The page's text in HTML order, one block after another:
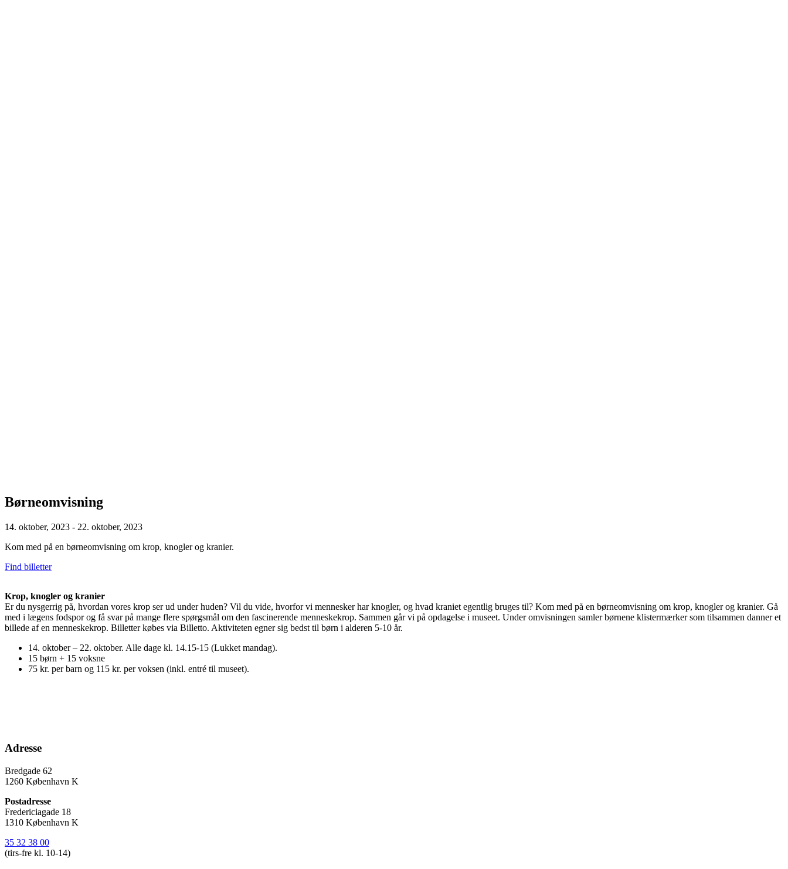
Børneomvisning
14. oktober, 2023 - 22. oktober, 2023
Kom med på en børneomvisning om krop, knogler og kranier.
Find billetter
Krop, knogler og kranier
Er du nysgerrig på, hvordan vores krop ser ud under huden? Vil du vide, hvorfor vi mennesker har knogler, og hvad kraniet egentlig bruges til? Kom med på en børneomvisning om krop, knogler og kranier. Gå
med i lægens fodspor og få svar på mange flere spørgsmål om den fascinerende menneskekrop. Sammen går vi på opdagelse i museet. Under omvisningen samler børnene klistermærker som tilsammen danner et
billede af en menneskekrop. Billetter købes via Billetto. Aktiviteten egner sig bedst til børn i alderen 5-10 år.
14. oktober – 22. oktober. Alle dage kl. 14.15-15 (Lukket mandag).
15 børn + 15 voksne
75 kr. per barn og 115 kr. per voksen (inkl. entré til museet).
Adresse
Bredgade 62
1260 København K
Postadresse
Fredericiagade 18
1310 København K
35 32 38 00
(tirs-fre kl. 10-14)